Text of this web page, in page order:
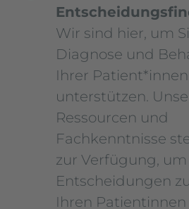
Wir sind hier, um
Diagnose und
Ihrer
unterstützen.
Ressourcen und
Fachkenntnisse
zur Verfügung,
Entscheidungen
Ihren Patientinnen